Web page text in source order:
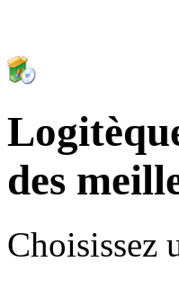
des
Choisissez